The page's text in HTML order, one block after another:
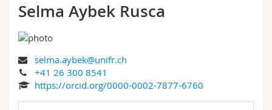
Campus
Forschung
Rechtswissenschaftliche Fak.
Informationen für
Studieninteressierte
Ressourcen
Suchen
Selma Aybek Rusca
selma.aybek@unifr.ch
+41 26 300 8541
https://orcid.org/0000-0002-7877-6760